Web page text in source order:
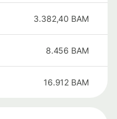
3.382,40 BAM
8.456 BAM
16.912 BAM